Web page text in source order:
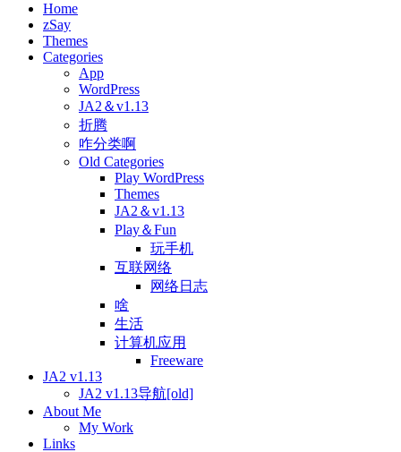
Home
zSay
Themes
Categories
App
WordPress
JA2＆v1.13
折腾
咋分类啊
Old Categories
Play WordPress
Themes
JA2＆v1.13
Play＆Fun
玩手机
互联网络
网络日志
啥
生活
计算机应用
Freeware
JA2 v1.13
JA2 v1.13导航[old]
About Me
My Work
Links